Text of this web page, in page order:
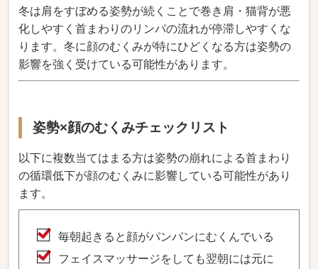
冬は肩をすぼめる姿勢が続くことで巻き肩・猫背が悪
化しやすく首まわりのリンパの流れが停滞しやすくな
ります。冬に顔のむくみが特にひどくなる方は姿勢の
影響を強く受けている可能性があります。
姿勢×顔のむくみチェックリスト
以下に複数当てはまる方は姿勢の崩れによる首まわり
の循環低下が顔のむくみに影響している可能性があり
ます。
毎朝起きると顔がパンパンにむくんでいる
フェイスマッサージをしても翌朝には元に